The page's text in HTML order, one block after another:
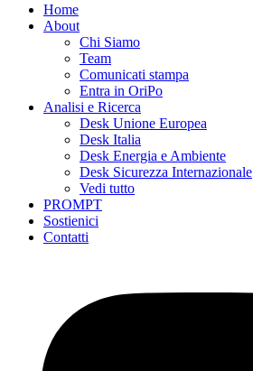
Home
About
Chi Siamo
Team
Comunicati stampa
Entra in OriPo
Analisi e Ricerca
Desk Unione Europea
Desk Italia
Desk Energia e Ambiente
Desk Sicurezza Internazionale
Vedi tutto
PROMPT
Sostienici
Contatti